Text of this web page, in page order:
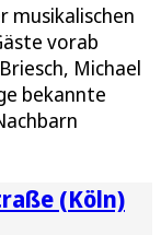
musikalischen
vorab
Michael
bekannte
(Köln)